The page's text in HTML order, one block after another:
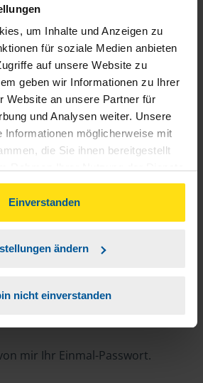
um Inhalte und Anzeigen zu
für soziale Medien anbieten
auf unsere Website zu
geben wir Informationen zu Ihrer
Website an unsere Partner für
und Analysen weiter. Unsere
Informationen möglicherweise mit
die Sie ihnen bereitgestellt
Sie auf Einverstanden klicken,
von Cookies, gemäß
Einverstanden
ändern
nicht einverstanden
herunter:
So einfach
ihn.
eine E-Mail mit Ihren Zugangsdaten
mir Ihr Einmal-Passwort.